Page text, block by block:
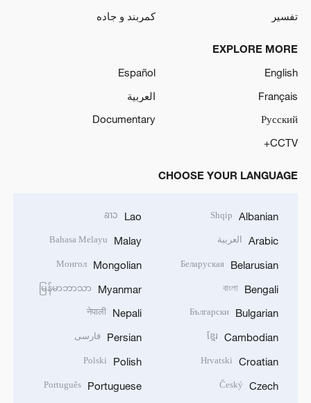
تفسیر
کمربند و جاده
EXPLORE MORE
English
Español
Français
العربية
Русский
Documentary
CCTV+
CHOOSE YOUR LANGUAGE
Albanian
Shqip
Arabic العربية
Belarusian
Беларуская
Bengali
বাংলা
Bulgarian
Български
Cambodian
ខ្មែរ
Croatian
Hrvatski
Czech
Český
Lao
ລາວ
Malay
Bahasa Melayu
Mongolian
Монгол
Myanmar
မြန်မာဘာသာ
Nepali
नेपाली
Persian فارسی
Polish
Polski
Portuguese
Português